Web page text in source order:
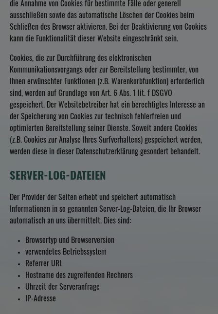
die Annahme von Cookies für bestimmte Fälle oder generell
ausschließen sowie das automatische Löschen der Cookies beim
Schließen des Browser aktivieren. Bei der Deaktivierung von Cookies
kann die Funktionalität dieser Website eingeschränkt sein.
Cookies, die zur Durchführung des elektronischen
Kommunikationsvorgangs oder zur Bereitstellung bestimmter, von
Ihnen erwünschter Funktionen (z.B. Warenkorbfunktion) erforderlich
sind, werden auf Grundlage von Art. 6 Abs. 1 lit. f DSGVO
gespeichert. Der Websitebetreiber hat ein berechtigtes Interesse an
der Speicherung von Cookies zur technisch fehlerfreien und
optimierten Bereitstellung seiner Dienste. Soweit andere Cookies
(z.B. Cookies zur Analyse Ihres Surfverhaltens) gespeichert werden,
werden diese in dieser Datenschutzerklärung gesondert behandelt.
SERVER-LOG-DATEIEN
Der Provider der Seiten erhebt und speichert automatisch
Informationen in so genannten Server-Log-Dateien, die Ihr Browser
automatisch an uns übermittelt. Dies sind:
Browsertyp und Browserversion
verwendetes Betriebssystem
Referrer URL
Hostname des zugreifenden Rechners
Uhrzeit der Serveranfrage
IP-Adresse